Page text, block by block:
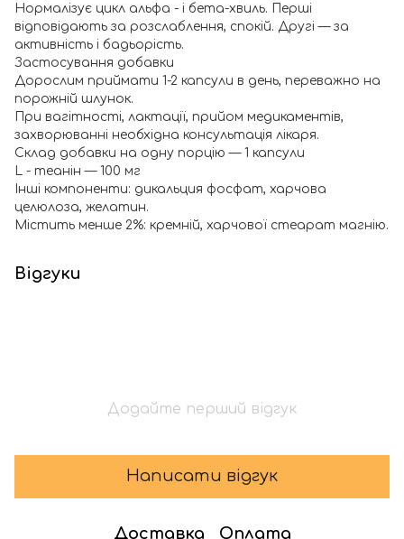
Нормалізує цикл альфа - і бета-хвиль. Перші
відповідають за розслаблення, спокій. Другі — за
активність і бадьорість.
Застосування добавки
Дорослим приймати 1-2 капсули в день, переважно на
порожній шлунок.
При вагітності, лактації, прийом медикаментів,
захворюванні необхідна консультація лікаря.
Склад добавки на одну порцію — 1 капсули
L - теанін — 100 мг
Інші компоненти: дикальция фосфат, харчова
целюлоза, желатин.
Містить менше 2%: кремній, харчової стеарат магнію.
Відгуки
Додайте перший відгук
Написати відгук
Доставка Оплата